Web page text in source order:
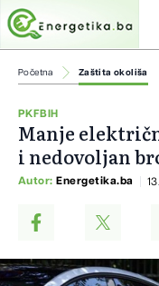
Početna Zaštita okoliša
PKFBIH
Manje
i nedovoljan
Autor: Energetika.ba